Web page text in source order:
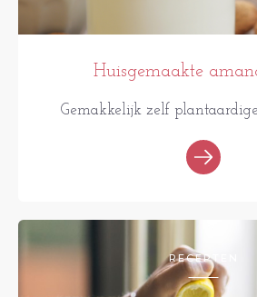
Huisgemaakte
Gemakkelijk zelf
RECEPTEN